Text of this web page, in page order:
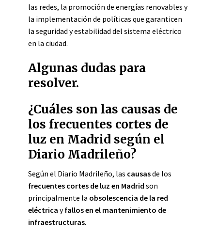
las redes, la promoción de energías renovables y
la implementación de políticas que garanticen
la seguridad y estabilidad del sistema eléctrico
en la ciudad.
Algunas dudas para
resolver.
¿Cuáles son las causas de
los frecuentes cortes de
luz en Madrid según el
Diario Madrileño?
Según el Diario Madrileño, las causasde los
frecuentes cortes de luz en Madrid son
principalmente la obsolescencia de la red
eléctrica yfallos en el mantenimiento de
infraestructuras.